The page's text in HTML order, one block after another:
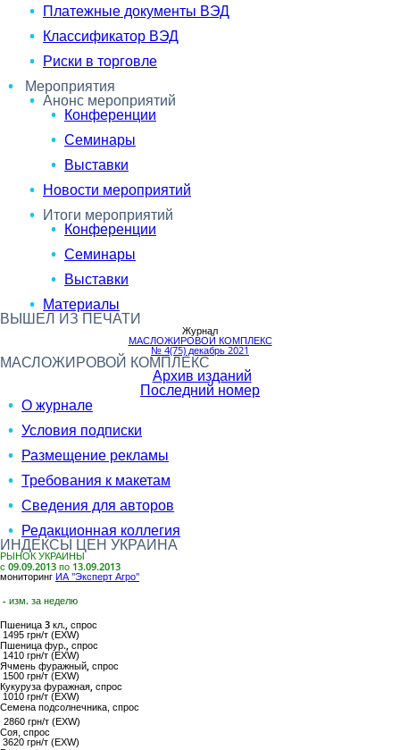
Платежные документы ВЭД
Классификатор ВЭД
Риски в торговле
Мероприятия
Анонс мероприятий
Конференции
Семинары
Выставки
Новости мероприятий
Итоги мероприятий
Конференции
Семинары
Выставки
Материалы
ВЫШЕЛ ИЗ ПЕЧАТИ
Журнал
МАСЛОЖИРОВОЙ КОМПЛЕКС
№ 4(75) декабрь 2021
МАСЛОЖИРОВОЙ КОМПЛЕКС
Архив изданий
Последний номер
О журнале
Условия подписки
Размещение рекламы
Требования к макетам
Сведения для авторов
Редакционная коллегия
ИНДЕКСЫ ЦЕН УКРАИНА
РЫНОК УКРАИНЫ
с 09.09.2013 по 13.09.2013
мониторинг ИА "Эксперт Агро"
- изм. за неделю
Пшеница 3 кл., спрос
1495 грн/т (EXW)
Пшеница фур., спрос
1410 грн/т (EXW)
Ячмень фуражный, спрос
1500 грн/т (EXW)
Кукуруза фуражная, спрос
1010 грн/т (EXW)
Семена подсолнечника , спрос
2860 грн/т (EXW)
Соя , спрос
3620 грн/т (EXW)